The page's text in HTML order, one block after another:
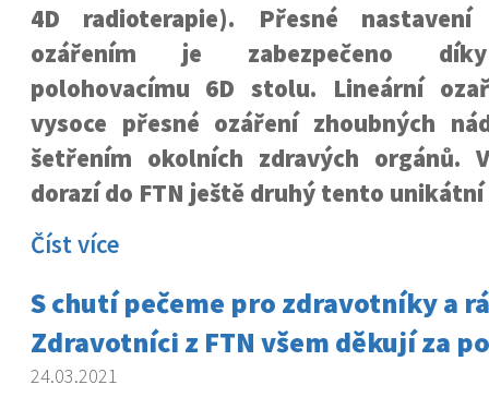
4D radioterapie). Přesné
ozářením je zabezpečeno
polohovacímu 6D stolu. Lineární
vysoce přesné ozáření zhoubných
šetřením okolních zdravých orgánů.
dorazí do FTN ještě druhý tento
Číst více
S chutí pečeme pro zdravotníky a
Zdravotníci z FTN všem děkují za
24.03.2021